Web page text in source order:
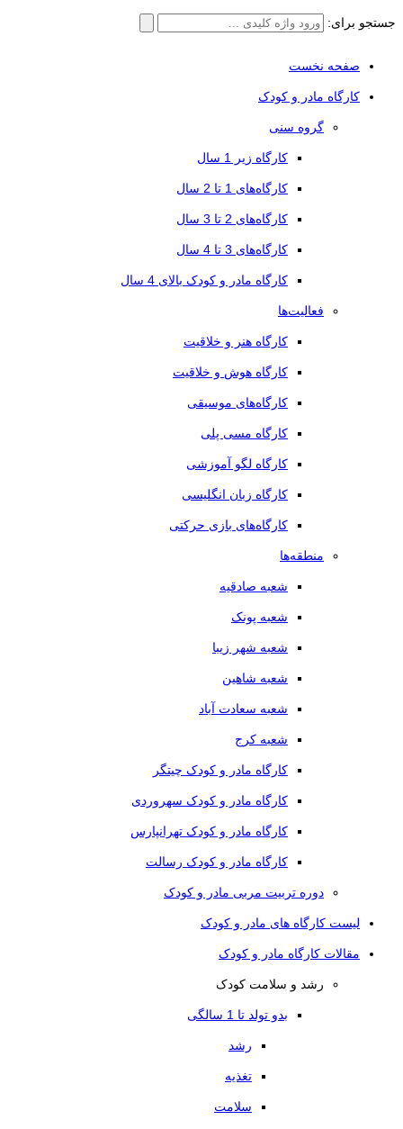
جستجو برای:
صفحه نخست
کارگاه مادر و کودک
گروه سنی
کارگاه زیر 1 سال
کارگاه‌های 1 تا 2 سال
کارگاه‌های 2 تا 3 سال
کارگاه‌های 3 تا 4 سال
کارگاه مادر و کودک بالای 4 سال
فعالیت‌ها
کارگاه هنر و خلاقیت
کارگاه هوش و خلاقیت
کارگاه‌های موسیقی
کارگاه مسی پلی
کارگاه لگو آموزشی
کارگاه زبان انگلیسی
کارگاه‌های بازی حرکتی
منطقه‌ها
شعبه صادقیه
شعبه پونک
شعبه شهر زیبا
شعبه شاهین
شعبه سعادت آباد
شعبه کرج
کارگاه مادر و کودک چیتگر
کارگاه مادر و کودک سهروردی
کارگاه مادر و کودک تهرانپارس
کارگاه مادر و کودک رسالت
دوره تربیت مربی مادر و کودک
لیست کارگاه های مادر و کودک
مقالات کارگاه مادر و کودک
رشد و سلامت کودک
بدو تولد تا 1 سالگی
رشد
تغذیه
سلامت